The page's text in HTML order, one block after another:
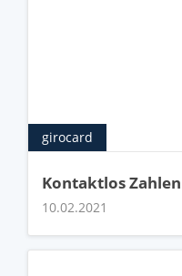
girocard
Kontaktlos
10.02.2021